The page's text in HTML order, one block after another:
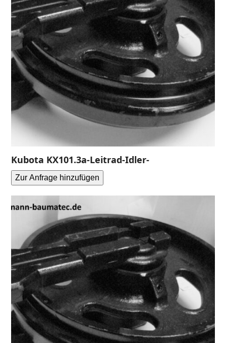
Kubota KX101.3a-Leitrad-Idler-
Zur Anfrage hinzufügen